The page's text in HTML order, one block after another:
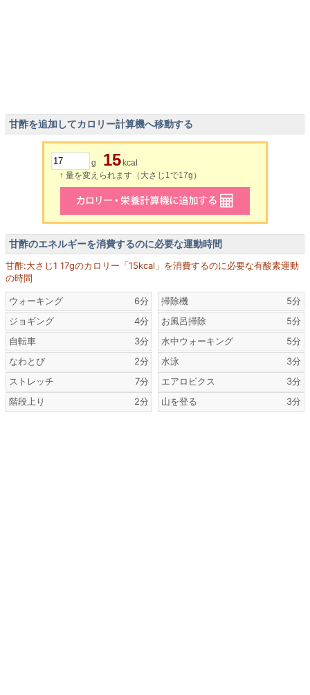
甘酢を追加してカロリー計算機へ移動する
g 15 kcal
↑ 量を変えられます（大さじ1で17g）
甘酢のエネルギーを消費するのに必要な運動時間
甘酢:大さじ1 17gのカロリー「15kcal」を消費するのに必要な有酸素運動
の時間
ウォーキング
6分
ジョギング
4分
自転車
3分
なわとび
2分
ストレッチ
7分
階段上り
2分
掃除機
5分
お風呂掃除
5分
水中ウォーキング
5分
水泳
3分
エアロビクス
3分
山を登る
3分